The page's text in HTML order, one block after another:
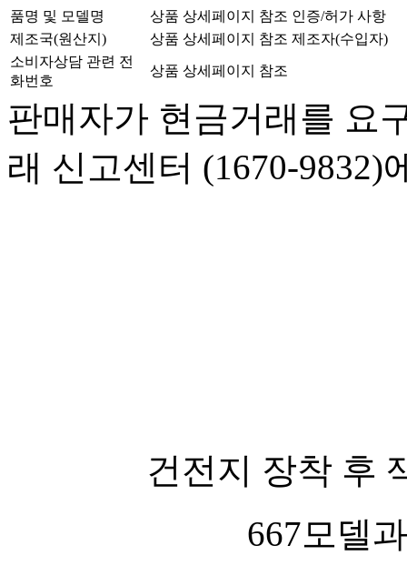
품명 및 모델명 상품 상세페이지 참조 인증/허가 사항
제조국(원산지)
상품 상세페이지 참조 제조자(수입자)
소비자상담 관련 전
화번호
상품 상세페이지 참조
판매자가 현금거래를 요
래 신고센터 (1670-9832)
건전지 장착 후
667모델